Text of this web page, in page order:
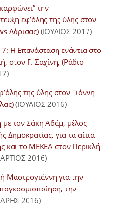
την
εφ’όλης της ύλης στον
Λάρισας) (ΙΟΥΛΙΟΣ 2017)
Η Επανάσταση ενάντια στο
στον Γ. Σαχίνη, (Ράδιο
της ύλης στον Γιάννη
(ΙΟΥΛΙΟΣ 2016)
τον Σάκη Αδάμ, μέλος
Δημοκρατίας, για τα αίτια
και το ΜΕΚΕΑ στον Περικλή
2016)
Μαστρογιάννη για την
την
2016)